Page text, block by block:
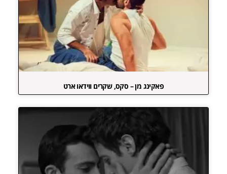
פאקינג מן – סקס, שקרים ווידאו ארט